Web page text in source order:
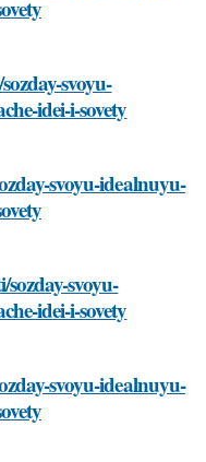
svoyu-
idei-i-sovety
svoyu-idealnuyu-
svoyu-
idei-i-sovety
svoyu-idealnuyu-